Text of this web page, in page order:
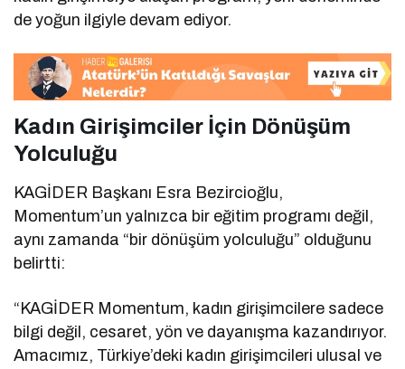
de yoğun ilgiyle devam ediyor.
Kadın Girişimciler İçin Dönüşüm
Yolculuğu
KAGİDER Başkanı Esra Bezircioğlu,
Momentum’un yalnızca bir eğitim programı değil,
aynı zamanda “bir dönüşüm yolculuğu” olduğunu
belirtti:
“KAGİDER Momentum, kadın girişimcilere sadece
bilgi değil, cesaret, yön ve dayanışma kazandırıyor.
Amacımız, Türkiye’deki kadın girişimcileri ulusal ve